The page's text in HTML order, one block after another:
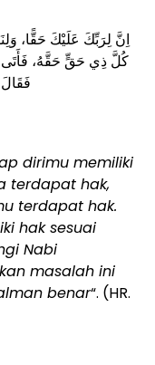
اِنَّ لِرَبِّكَ عَلَيْكَ ‌حَقًّا،
كُلَّ ذِي حَقٍّ حَقَّهُ، فَأَتَى
dirimu memiliki
terdapat hak,
terdapat hak.
hak sesuai
Nabi
masalah ini
benar“. (HR.